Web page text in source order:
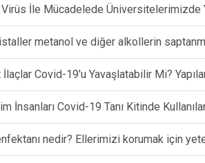
İle Mücadelede Üniversitelerimizde
metanol ve diğer alkollerin
İlaçlar Covid-19'u Yavaşlatabilir Mi?
İnsanları Covid-19 Tanı Kitinde
nedir? Ellerimizi korumak için